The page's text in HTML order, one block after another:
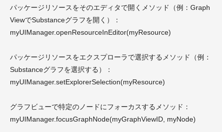
パッケージリソースをそのエディタで開くメソッド（例：Graph
ViewでSubstanceグラフを開く）：
myUIManager.openResourceInEditor(myResource)
パッケージリソースをエクスプローラで選択するメソッド（例：
Substanceグラフを選択する）：
myUIManager.setExplorerSelection(myResource)
グラフビューで特定のノードにフォーカスするメソッド：
myUIManager.focusGraphNode(myGraphViewID, myNode)